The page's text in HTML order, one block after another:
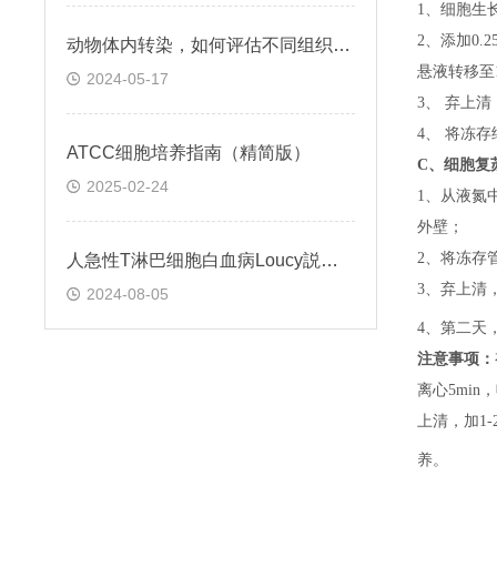
动物体内转染，如何评估不同组织的干扰效率
2024-05-17
ATCC细胞培养指南（精简版）
2025-02-24
人急性T淋巴细胞白血病Loucy説明书
2024-08-05
1、细胞生
2、添加
悬液转移
3、 弃上清
4、 将冻存
C、 细胞复
1、 从液氮
外壁；
2、 将冻存
3、 弃上清
4、 第二天
注意事项：
离心5min，
上清，加1-
养。